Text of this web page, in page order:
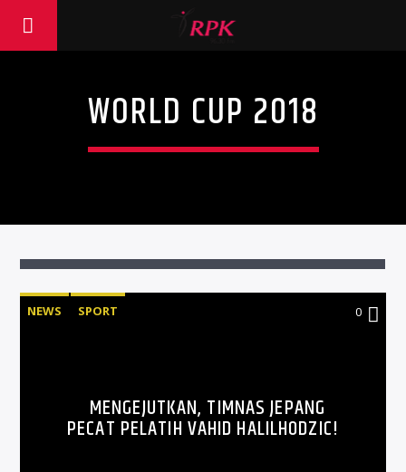
WORLD CUP 2018
NEWS SPORT 0
MENGEJUTKAN, TIMNAS JEPANG
PECAT PELATIH VAHID HALILHODZIC!